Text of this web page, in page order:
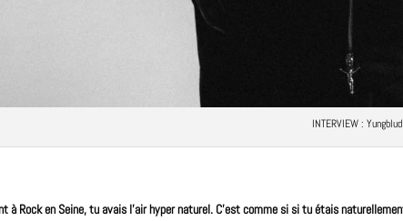
INTERVIEW : Yungblud
à Rock en Seine, tu avais l’air hyper naturel. C’est comme si si tu étais